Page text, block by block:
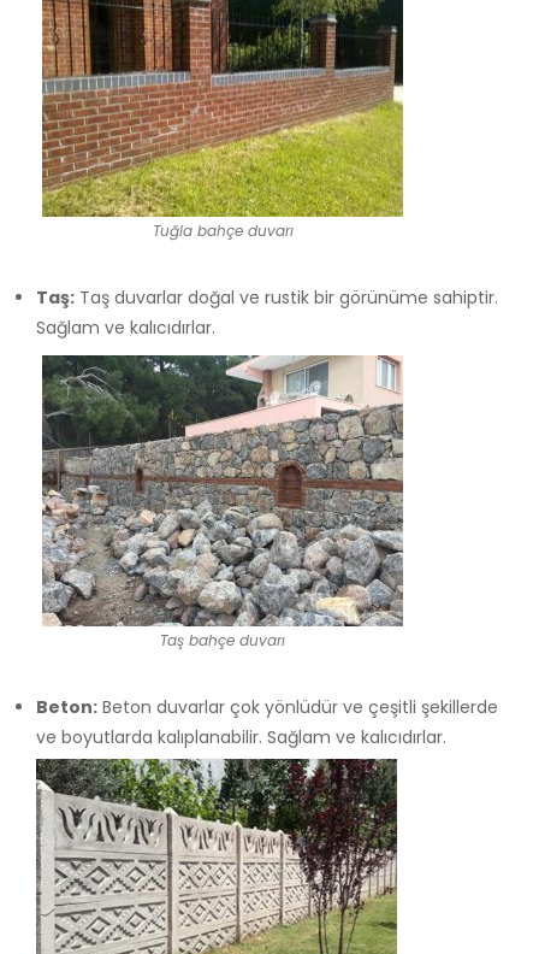
Tuğla bahçe duvarı
Taş: Taş duvarlar doğal ve rustik bir görünüme sahiptir.
Sağlam ve kalıcıdırlar.
Taş bahçe duvarı
Beton: Beton duvarlar çok yönlüdür ve çeşitli şekillerde
ve boyutlarda kalıplanabilir. Sağlam ve kalıcıdırlar.